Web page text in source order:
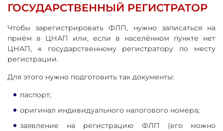
ГОСУДАРСТВЕННЫЙ РЕГИСТРАТОР
Чтобы зарегистрировать ФЛП, нужно записаться на
приём в ЦНАП или, если в населённом пункте нет
ЦНАП, к государственному регистратору по месту
регистрации.
Для этого нужно подготовить так документы:
паспорт;
оригинал индивидуального налогового номера;
заявление на регистрацию ФЛП (его можно